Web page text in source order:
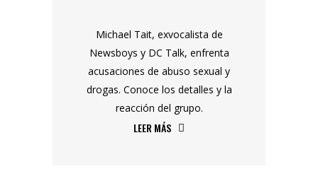
Michael Tait, exvocalista de
Newsboys y DC Talk, enfrenta
acusaciones de abuso sexual y
drogas. Conoce los detalles y la
reacción del grupo.
LEER MÁS